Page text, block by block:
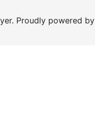
Proudly powered by